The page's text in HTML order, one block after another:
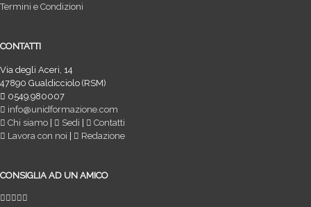
Termini e Condizioni
CONTATTI
Via degli Aceri, 14
47890 Gualdicciolo (RSM)
0549.980007
info@unidformazione.com
Chi siamo
Sedi
Contatti
Lavora con noi
Redazione
CONSIGLIA AD UN AMICO